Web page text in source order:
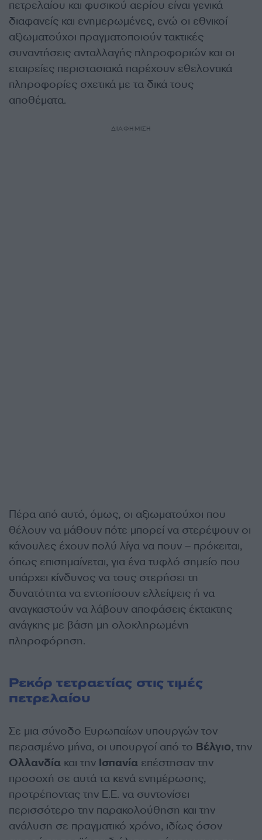
πετρελαίου και φυσικού αερίου είναι γενικά
διαφανείς και ενημερωμένες, ενώ οι εθνικοί
αξιωματούχοι πραγματοποιούν τακτικές
συναντήσεις ανταλλαγής πληροφοριών και οι
εταιρείες περιστασιακά παρέχουν εθελοντικά
πληροφορίες σχετικά με τα δικά τους
αποθέματα.
ΔΙΑΦΗΜΙΣΗ
Πέρα από αυτό, όμως, οι αξιωματούχοι που
θέλουν να μάθουν πότε μπορεί να στερέψουν οι
κάνουλες έχουν πολύ λίγα να πουν – πρόκειται,
όπως επισημαίνεται, για ένα τυφλό σημείο που
υπάρχει κίνδυνος να τους στερήσει τη
δυνατότητα να εντοπίσουν ελλείψεις ή να
αναγκαστούν να λάβουν αποφάσεις έκτακτης
ανάγκης με βάση μη ολοκληρωμένη
πληροφόρηση.
Ρεκόρ τετραετίας στις τιμές
πετρελαίου
Σε μια σύνοδο Ευρωπαίων υπουργών τον
περασμένο μήνα, οι υπουργοί από το Βέλγιο, την
Ολλανδία και την Ισπανία επέστησαν την
προσοχή σε αυτά τα κενά ενημέρωσης,
προτρέποντας την Ε.Ε. να συντονίσει
περισσότερο την παρακολούθηση και την
ανάλυση σε πραγματικό χρόνο, ιδίως όσον